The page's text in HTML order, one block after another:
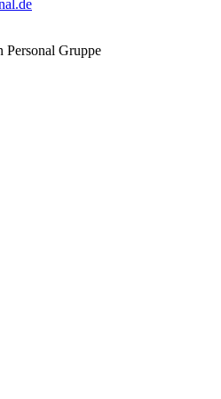
Personal Gruppe